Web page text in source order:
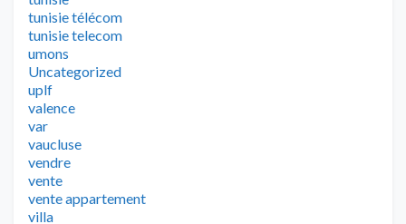
tunisie télécom
tunisie telecom
umons
Uncategorized
uplf
valence
var
vaucluse
vendre
vente
vente appartement
villa